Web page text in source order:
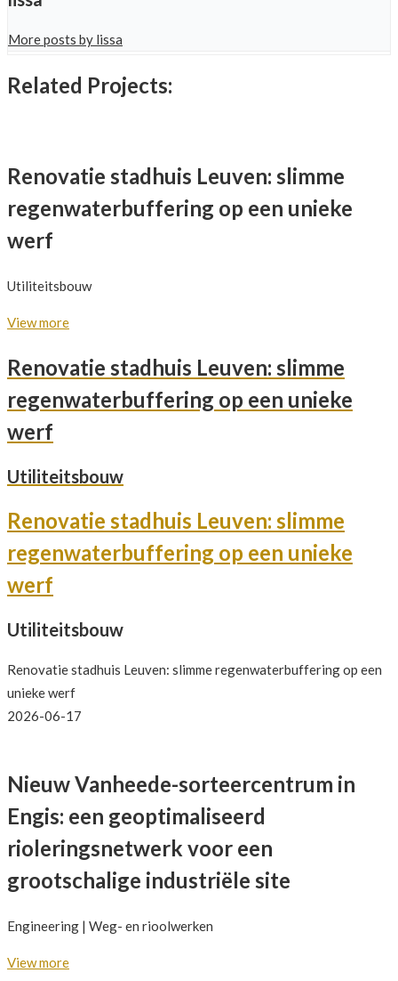
More posts by lissa
Related Projects:
Renovatie stadhuis Leuven: slimme
regenwaterbuffering op een unieke
werf
Utiliteitsbouw
View more
Renovatie stadhuis Leuven: slimme
regenwaterbuffering op een unieke
werf
Utiliteitsbouw
Renovatie stadhuis Leuven: slimme
regenwaterbuffering op een unieke
werf
Utiliteitsbouw
Renovatie stadhuis Leuven: slimme regenwaterbuffering op een
unieke werf
2026-06-17
Nieuw Vanheede-sorteercentrum in
Engis: een geoptimaliseerd
rioleringsnetwerk voor een
grootschalige industriële site
Engineering | Weg- en rioolwerken
View more